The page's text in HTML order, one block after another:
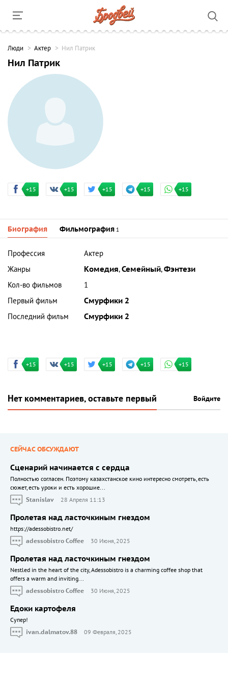
Люди Актер Нил Патрик
Нил Патрик
+15 +15 +15 +15 +15
Биография Фильмография 1
Профессия
Актер
Жанры
Комедия,Семейный,Фэнтези
Кол-во фильмов
1
Первый фильм
Смурфики 2
Последний фильм
Смурфики 2
+15 +15 +15 +15 +15
Нет комментариев, оставьте первый Войдите
СЕЙЧАС ОБСУЖДАЮТ
Сценарий начинается с сердца
Полностью согласен. Поэтому казахстанское кино интересно смотреть, есть
сюжет, есть уроки и есть хорошие...
Stanislav
28 Апреля 11:13
Пролетая над ласточкиным гнездом
https://adessobistro.net/
adessobistro Coffee
30 Июня, 2025
Пролетая над ласточкиным гнездом
Nestled in the heart of the city, Adessobistro is a charming coffee shop that
offers a warm and inviting...
adessobistro Coffee
30 Июня, 2025
Едоки картофеля
Cупер!
ivan.dalmatov.88
09 Февраля, 2025